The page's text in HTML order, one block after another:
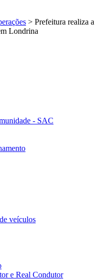
> Prefeitura realiza a
Londrina
- SAC
veículos
e Real Condutor